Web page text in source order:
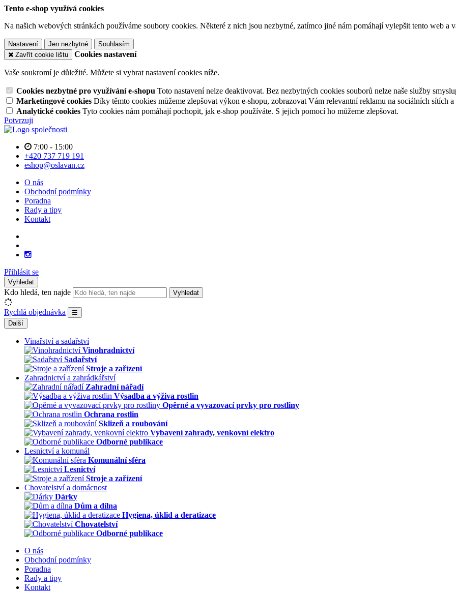
Tento e-shop využívá cookies
Na našich webových stránkách používáme soubory cookies. Některé z nich jsou nezbytné, zatímco jiné nám pomáhají vylepšit tento web a
Nastavení Jen nezbytné
Souhlasím
Zavřít cookie lištu
Cookies nastavení
Vaše soukromí je důležité. Můžete si vybrat nastavení cookies níže.
Cookies nezbytné pro využívání e-shopu Toto nastavení nelze deaktivovat. Bez nezbytných cookies souborů nelze naše služby
Marketingové cookies Díky těmto cookies můžeme zlepšovat výkon e-shopu, zobrazovat Vám relevantní reklamu na sociálních sítích
Analytické cookies Tyto cookies nám pomáhají pochopit, jak e-shop používáte. S jejich pomocí ho můžeme zlepšovat.
Potvrzuji
7:00 - 15:00
+420 737 719 191
eshop@oslavan.cz
O nás
Obchodní podmínky
Poradna
Rady a tipy
Kontakt
Přihlásit se
Vyhledat
Kdo hledá, ten najde Vyhledat
Rychlá objednávka
☰
Další
Vinařství a sadařství
Vinohradnictví
Sadařství
Stroje a zařízení
Zahradnictví a zahrádkářství
Zahradní nářadí
Výsadba a výživa rostlin
Opěrné a vyvazovací prvky pro rostliny
Ochrana rostlin
Sklizeň a roubování
Vybavení zahrady, venkovní elektro
Odborné publikace
Lesnictví a komunál
Komunální sféra
Lesnictví
Stroje a zařízení
Chovatelství a domácnost
Dárky
Dům a dílna
Hygiena, úklid a deratizace
Chovatelství
Odborné publikace
O nás
Obchodní podmínky
Poradna
Rady a tipy
Kontakt